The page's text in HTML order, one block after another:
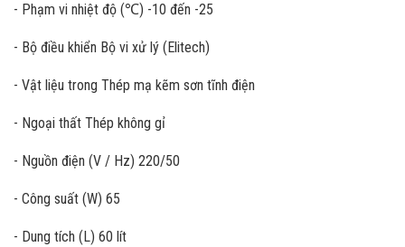
- Phạm vi nhiệt độ (℃) -10 đến -25
- Bộ điều khiển Bộ vi xử lý (Elitech)
- Vật liệu trong Thép mạ kẽm sơn tĩnh điện
- Ngoại thất Thép không gỉ
- Nguồn điện (V / Hz) 220/50
- Công suất (W) 65
- Dung tích (L) 60 lít